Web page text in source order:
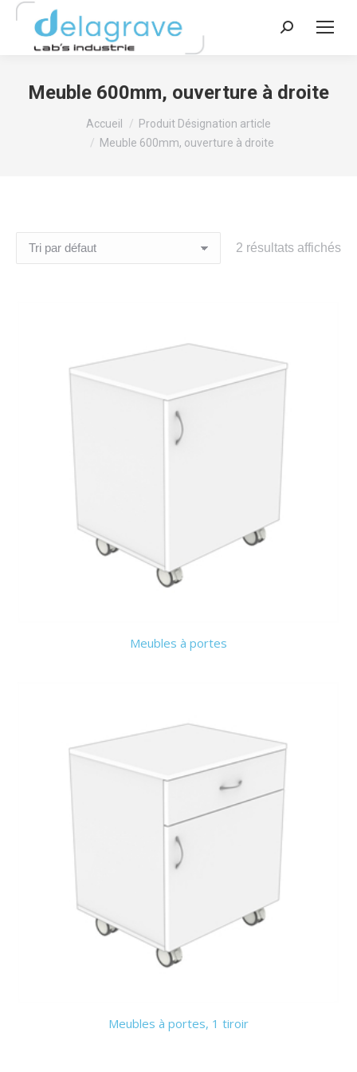
Recherche
Meuble 600mm, ouverture à droite
Vous êtes ici :
Accueil
Produit Désignation article
Meuble 600mm, ouverture à droite
2 résultats affichés
Meubles à portes
Meubles à portes, 1 tiroir